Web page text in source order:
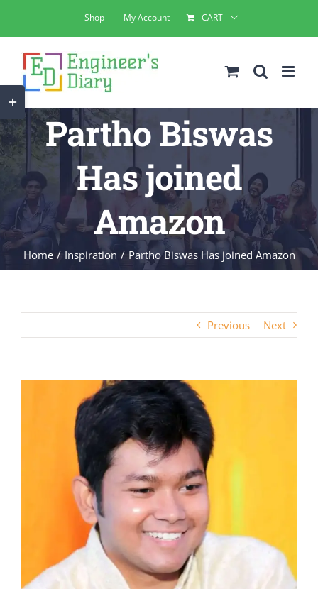
to
content
Shop My Account CART
Partho Biswas
Has joined
Amazon
Home Inspiration Partho Biswas Has joined Amazon
Previous Next
Toggle
Sliding
Bar
Area